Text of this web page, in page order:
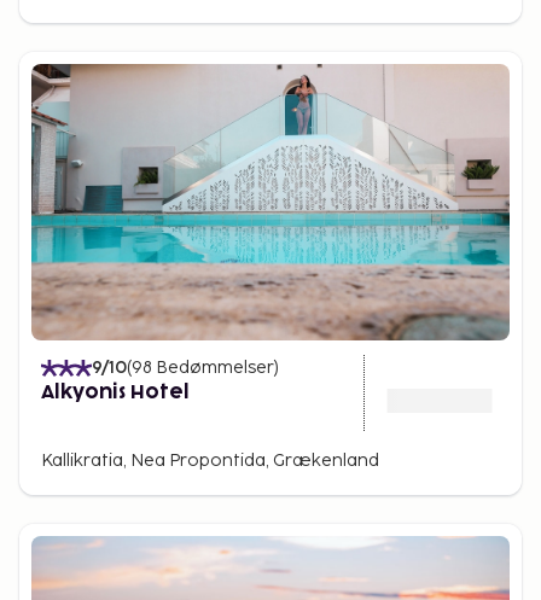
9/10(98 Bedømmelser)
Alkyonis Hotel
Kallikratia, Nea Propontida, Grækenland